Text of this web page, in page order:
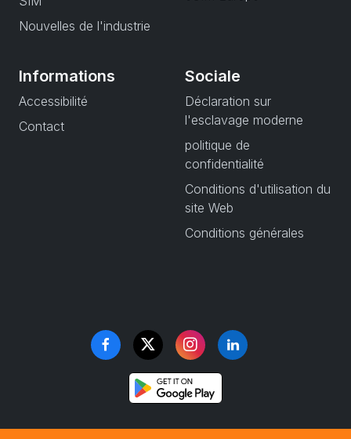
Nouvelles de l'industrie
Informations
Accessibilité
Contact
Sociale
Déclaration sur
l'esclavage moderne
politique de
confidentialité
Conditions d'utilisation du
site Web
Conditions générales